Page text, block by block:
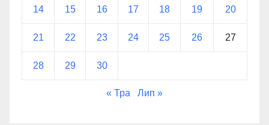
14 15 16 17 18 19 20
21 22 23 24 25 26 27
28 29 30
« Тра Лип »